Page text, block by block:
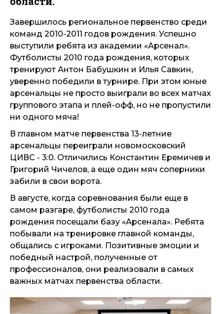
Завершилось региональное первенство среди
команд 2010-2011 годов рождения. Успешно
выступили ребята из академии «Арсенал».
Футболисты 2010 года рождения, которых
тренируют Антон Бабушкин и Илья Савкин,
уверенно победили в турнире. При этом юные
арсенальцы не просто выиграли во всех матчах
группового этапа и плей-офф, но не пропустили
ни одного мяча!
В главном матче первенства 13-летние
арсенальцы переиграли новомосковский
ЦИВС - 3:0. Отличились Константин Еремичев и
Григорий Чичелов, а еще один мяч соперники
забили в свои ворота.
В августе, когда соревнования были еще в
самом разгаре, футболисты 2010 года
рождения посещали базу «Арсенала». Ребята
побывали на тренировке главной команды,
общались с игроками. Позитивные эмоции и
победный настрой, полученные от
профессионалов, они реализовали в самых
важных матчах первенства области.